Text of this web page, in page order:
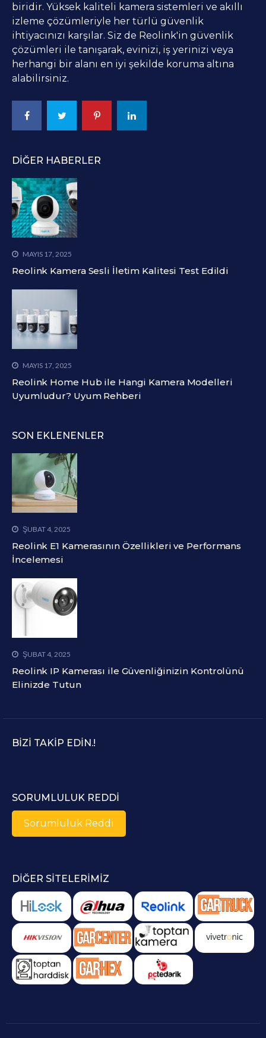
biridir. Yüksek kaliteli kamera sistemleri ve akıllı
izleme çözümleriyle her türlü güvenlik
ihtiyacınızı karşılar. Siz de Reolink'in güvenlik
çözümleri ile tanışarak, evinizi, iş yerinizi veya
herhangi bir alanı en iyi şekilde koruma altına
alabilirsiniz.
DIĞER HABERLER
MAYIS 17, 2025
Reolink Kamera Sesli İletim Kalitesi Test Edildi
MAYIS 17, 2025
Reolink Home Hub ile Hangi Kamera Modelleri
Uyumludur? Uyum Rehberi
SON EKLENENLER
ŞUBAT 4, 2025
Reolink E1 Kamerasının Özellikleri ve Performans
İncelemesi
ŞUBAT 4, 2025
Reolink IP Kamerası ile Güvenliğinizin Kontrolünü
Elinizde Tutun
BIZI TAKIP EDIN.!
SORUMLULUK REDDI
Sorumluluk Reddi
DIĞER SITELERIMIZ